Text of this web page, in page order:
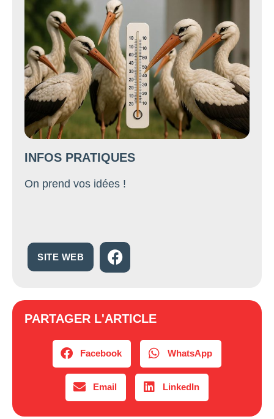
INFOS PRATIQUES
On prend vos idées !
SITE WEB
PARTAGER L'ARTICLE
Facebook WhatsApp
Email LinkedIn